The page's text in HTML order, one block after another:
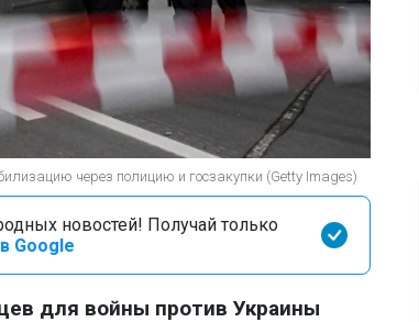
через полицию и госзакупки (Getty Images)
новостей! Получай только
Google
для войны против Украины